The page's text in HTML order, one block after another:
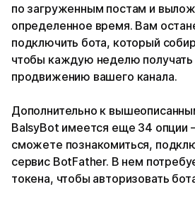
по загруженным постам и
определенное время. Вам
подключить бота, который
чтобы каждую неделю
продвижению вашего канала.
Дополнительно к
BalsyBot имеется еще 34 опции
сможете познакомиться,
сервис BotFather. В нем
токена, чтобы авторизовать